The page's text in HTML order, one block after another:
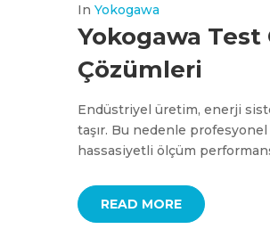
In Yokogawa
Yokogawa
Çözümleri
Endüstriyel üretim, enerji
taşır. Bu nedenle
hassasiyetli ölçüm
READ MORE